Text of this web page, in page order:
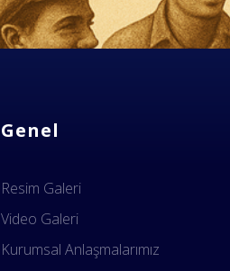
Genel
Resim Galeri
Video Galeri
Kurumsal Anlaşmalarımız